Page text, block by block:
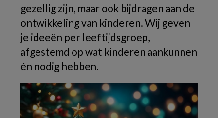
gezellig zijn, maar ook bijdragen aan de
ontwikkeling van kinderen. Wij geven
je ideeën per leeftijdsgroep,
afgestemd op wat kinderen aankunnen
én nodig hebben.